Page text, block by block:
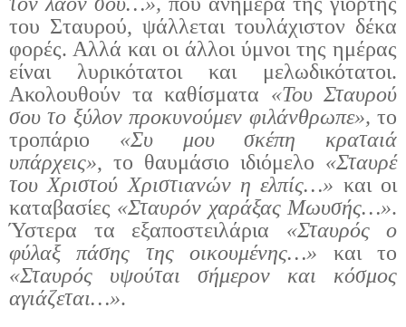
του Σταυρού, ψάλλεται τουλάχιστον δέκα
φορές. Αλλά και οι άλλοι ύμνοι της ημέρας
είναι λυρικότατοι και μελωδικότατοι.
Ακολουθούν τα καθίσματα «Του Σταυρού
σου το ξύλον προκυνούμεν φιλάνθρωπε», το
τροπάριο «Συ μου σκέπη κραταιά
υπάρχεις», το θαυμάσιο ιδιόμελο «Σταυρέ
του Χριστού Χριστιανών η ελπίς…» και οι
καταβασίες «Σταυρόν χαράξας Μωυσής…».
Ύστερα τα εξαποστειλάρια «Σταυρός ο
φύλαξ πάσης της οικουμένης…» και το
«Σταυρός υψούται σήμερον και κόσμος
αγιάζεται…».